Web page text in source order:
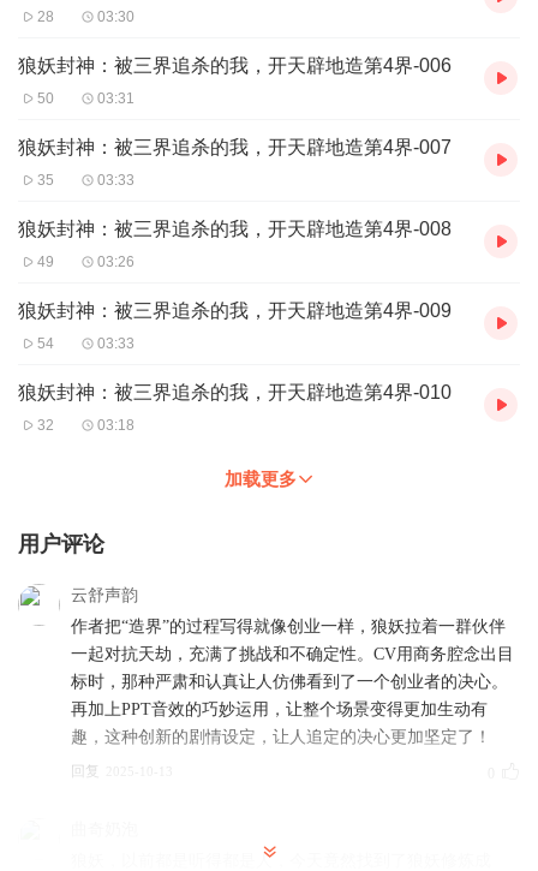
何颠覆世界，那么《三界容不下我，我就造一界》绝对不容错过！
狼天行的故事，才刚刚开始。
28 03:30
狼妖封神：被三界追杀的我，开天辟地造第4界-006
50 03:31
狼妖封神：被三界追杀的我，开天辟地造第4界-007
35 03:33
狼妖封神：被三界追杀的我，开天辟地造第4界-008
49 03:26
狼妖封神：被三界追杀的我，开天辟地造第4界-009
54 03:33
狼妖封神：被三界追杀的我，开天辟地造第4界-010
32 03:18
加载更多
用户评论
云舒声韵
作者把“造界”的过程写得就像创业一样，狼妖拉着一群伙伴
一起对抗天劫，充满了挑战和不确定性。CV用商务腔念出目
标时，那种严肃和认真让人仿佛看到了一个创业者的决心。
再加上PPT音效的巧妙运用，让整个场景变得更加生动有
趣，这种创新的剧情设定，让人追定的决心更加坚定了！
回复
狼妖，以前都是听得都是人，今天竟然找到了狼妖修炼成